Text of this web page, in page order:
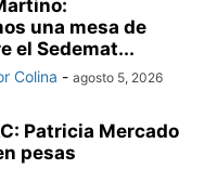
una mesa de
el Sedemat...
Colina - agosto 5, 2026
Patricia Mercado
pesas